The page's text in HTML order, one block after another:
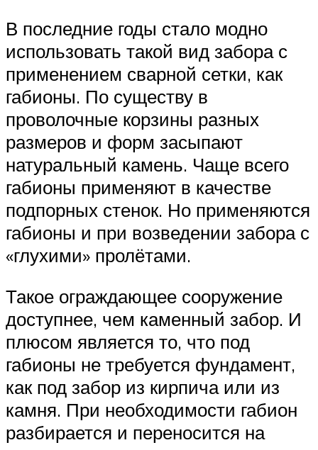
В последние годы стало модно
использовать такой вид забора с
применением сварной сетки, как
габионы. По существу в
проволочные корзины разных
размеров и форм засыпают
натуральный камень. Чаще всего
габионы применяют в качестве
подпорных стенок. Но применяются
габионы и при возведении забора с
«глухими» пролётами.
Такое ограждающее сооружение
доступнее, чем каменный забор. И
плюсом является то, что под
габионы не требуется фундамент,
как под забор из кирпича или из
камня. При необходимости габион
разбирается и переносится на